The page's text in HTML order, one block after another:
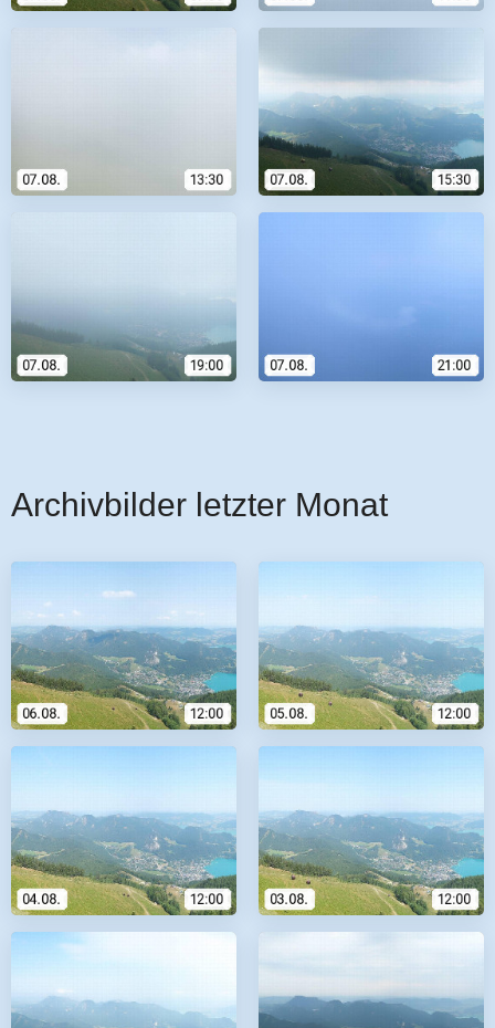
Archivbilder letzter Monat